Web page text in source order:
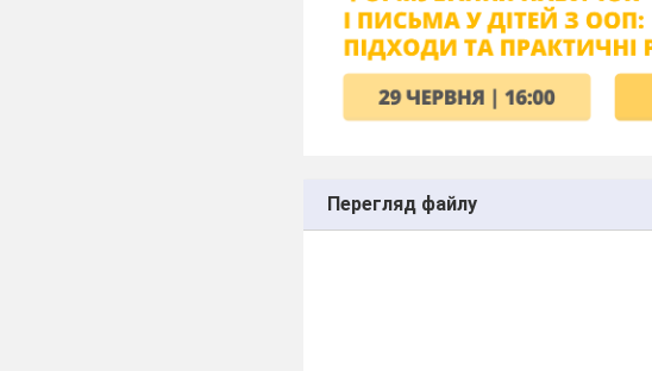
Перегляд файлу